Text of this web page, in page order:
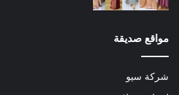
مواقع صديقة
شركة سيو